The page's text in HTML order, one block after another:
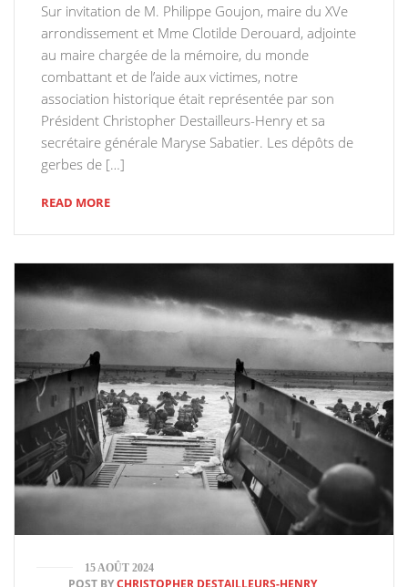
Sur invitation de M. Philippe Goujon, maire du XVe
arrondissement et Mme Clotilde Derouard, adjointe
au maire chargée de la mémoire, du monde
combattant et de l’aide aux victimes, notre
association historique était représentée par son
Président Christopher Destailleurs-Henry et sa
secrétaire générale Maryse Sabatier. Les dépôts de
gerbes de […]
READ MORE
15 AOÛT 2024
POST BYCHRISTOPHER DESTAILLEURS-HENRY